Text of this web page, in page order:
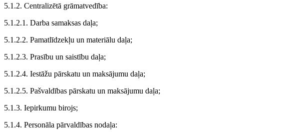
5.1.2. Centralizētā grāmatvedība:
5.1.2.1. Darba samaksas daļa;
5.1.2.2. Pamatlīdzekļu un materiālu daļa;
5.1.2.3. Prasību un saistību daļa;
5.1.2.4. Iestāžu pārskatu un maksājumu daļa;
5.1.2.5. Pašvaldības pārskatu un maksājumu daļa;
5.1.3. Iepirkumu birojs;
5.1.4. Personāla pārvaldības nodaļa: